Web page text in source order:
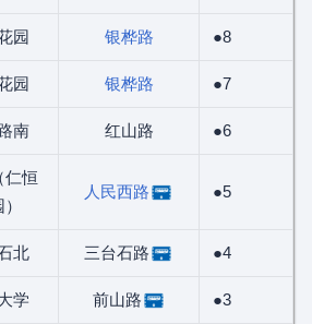
园 银桦路 ●8
园 银桦路 ●7
南 红山路 ●6
仁恒
人民西路 ●5
北 三台石路 ●4
学 前山路 ●3